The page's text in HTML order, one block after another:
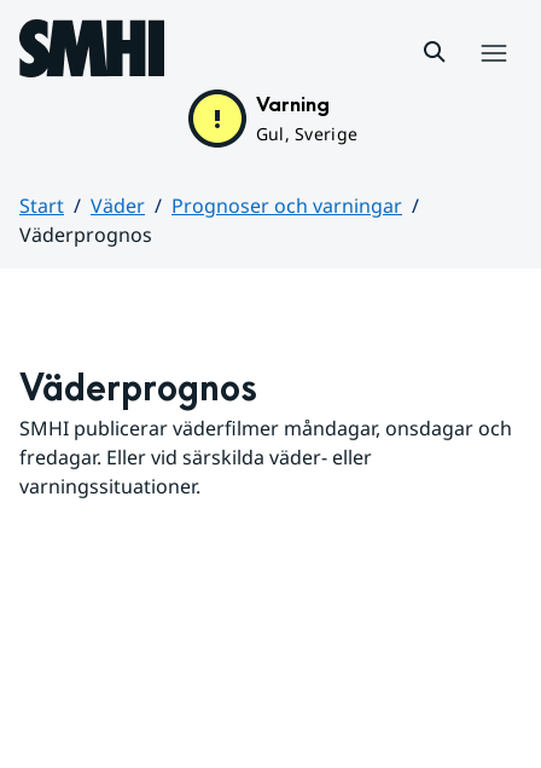
Hoppa till sidans innehåll
Varning
Gul, Sverige
Start Väder
Prognoser och varningar
Väderprognos
Väderprognos
SMHI publicerar väderfilmer måndagar, onsdagar och
fredagar. Eller vid särskilda väder- eller
varningssituationer.